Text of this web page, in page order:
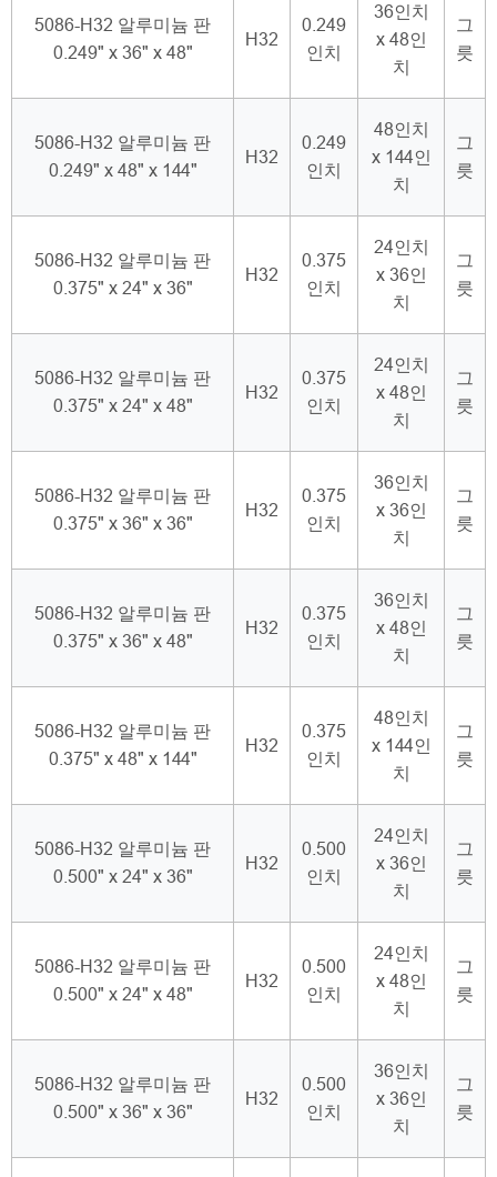
5086-H32 알루미늄 판
0.249" x 36" x 48"
H32
0.249
인치
36인치
x 48인
치
그
릇
5086-H32 알루미늄 판
0.249" x 48" x 144"
H32
0.249
인치
48인치
x 144인
치
그
릇
5086-H32 알루미늄 판
0.375" x 24" x 36"
H32
0.375
인치
24인치
x 36인
치
그
릇
5086-H32 알루미늄 판
0.375" x 24" x 48"
H32
0.375
인치
24인치
x 48인
치
그
릇
5086-H32 알루미늄 판
0.375" x 36" x 36"
H32
0.375
인치
36인치
x 36인
치
그
릇
5086-H32 알루미늄 판
0.375" x 36" x 48"
H32
0.375
인치
36인치
x 48인
치
그
릇
5086-H32 알루미늄 판
0.375" x 48" x 144"
H32
0.375
인치
48인치
x 144인
치
그
릇
5086-H32 알루미늄 판
0.500" x 24" x 36"
H32
0.500
인치
24인치
x 36인
치
그
릇
5086-H32 알루미늄 판
0.500" x 24" x 48"
H32
0.500
인치
24인치
x 48인
치
그
릇
5086-H32 알루미늄 판
0.500" x 36" x 36"
H32
0.500
인치
36인치
x 36인
치
그
릇